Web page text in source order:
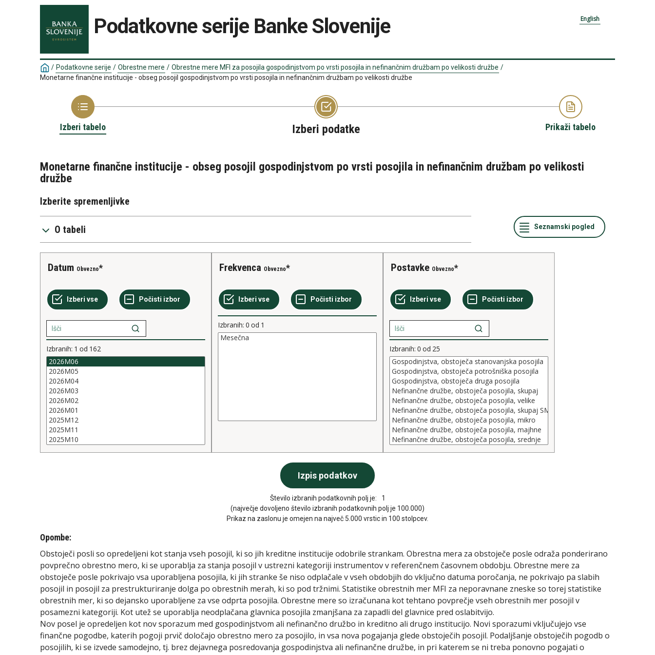
Podatkovne serije Banke Slovenije English
/ Podatkovne serije / Obrestne mere / Obrestne mere MFI za posojila gospodinjstvom po vrsti posojila in nefinančnim družbam po velikosti družbe /
Monetarne finančne institucije - obseg posojil gospodinjstvom po vrsti posojila in nefinančnim družbam po velikosti družbe
Izberi tabelo Izberi podatke Prikaži tabelo
Monetarne finančne institucije - obseg posojil gospodinjstvom po vrsti posojila in nefinančnim družbam po velikosti
družbe
Izberite spremenljivke
O tabeli
Datum Obvezno
Izbranih: 1 od 162
Frekvenca Obvezno
Izbranih: 0 od 1
Postavke Obvezno
Izbranih: 0 od 25
Število izbranih podatkovnih polj je:
1
(največje dovoljeno število izbranih podatkovnih polj je 100.000)
Prikaz na zaslonu je omejen na največ 5.000 vrstic in 100 stolpcev.
Opombe:
Obstoječi posli so opredeljeni kot stanja vseh posojil, ki so jih kreditne institucije odobrile strankam. Obrestna mera za obstoječe posle odraža ponderirano
povprečno obrestno mero, ki se uporablja za stanja posojil v ustrezni kategoriji instrumentov v referenčnem časovnem obdobju. Obrestne mere za
obstoječe posle pokrivajo vsa uporabljena posojila, ki jih stranke še niso odplačale v vseh obdobjih do vključno datuma poročanja, ne pokrivajo pa slabih
posojil in posojil za prestrukturiranje dolga po obrestnih merah, ki so pod tržnimi. Statistike obrestnih mer MFI za neporavnane zneske so torej statistike
obrestnih mer, ki so dejansko uporabljene za vse odprta posojila. Obrestne mere so izračunana kot tehtano povprečje vseh obrestnih mer posojil v
posamezni kategoriji. Kot utež se uporablja neodplačana glavnica posojila zmanjšana za zapadli del glavnice pred oslabitvijo.
Nov posel je opredeljen kot nov sporazum med gospodinjstvom ali nefinančno družbo in kreditno ali drugo institucijo. Novi sporazumi vključujejo vse
finančne pogodbe, katerih pogoji prvič določajo obrestno mero za posojilo, in vsa nova pogajanja glede obstoječih posojil. Podaljšanje obstoječih pogodb o
posojilih, ki se izvede samodejno, tj. brez dejavnega posredovanja gospodinjstva ali nefinančne družbe, in pri katerem se ni treba ponovno pogajati o